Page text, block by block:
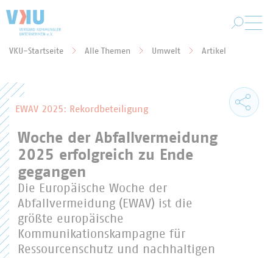
VKU-Startseite Alle Themen Umwelt Artikel
EWAV 2025: Rekordbeteiligung
Woche der Abfallvermeidung
2025 erfolgreich zu Ende
gegangen
Die Europäische Woche der
Abfallvermeidung (EWAV) ist die
größte europäische
Kommunikationskampagne für
Ressourcenschutz und nachhaltigen